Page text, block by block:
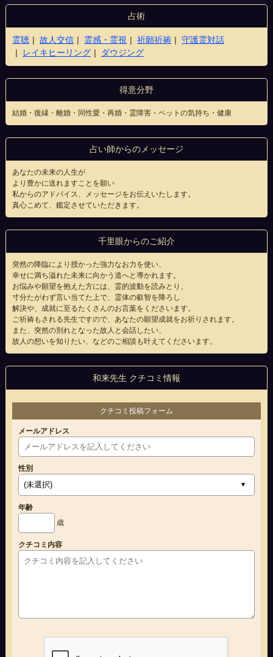
占術
霊聴 故人交信 霊感・霊視 祈願祈祷
守護霊対話
レイキヒーリング
ダウジング
得意分野
結婚・復縁・離婚・同性愛・再婚・霊障害・ペットの気持ち・健康
占い師からのメッセージ
あなたの未来の人生が
より豊かに送れますことを願い
私からのアドバイス、メッセージをお伝えいたします。
真心こめて、鑑定させていただきます。
千里眼からのご紹介
突然の降臨により授かった強力なお力を使い、
幸せに満ち溢れた未来に向かう道へと導かれます。
お悩みや願望を抱えた方には、霊的波動を読みとり、
寸分たがわず言い当てた上で、霊体の叡智を降ろし
解決や、成就に至るたくさんのお言葉をくださいます。
ご祈祷もされる先生ですので、あなたの願望成就をお祈りされます。
また、突然の別れとなった故人と会話したい、
故人の想いを知りたい、などのご相談も叶えてくださいます。
和来先生 クチコミ情報
クチコミ投稿フォーム
メールアドレス
性別
年齢
歳
クチコミ内容